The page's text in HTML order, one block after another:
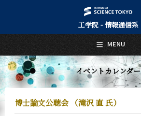
工学院 - 情報通信系
イベントカレンダー
博士論文公聴会 （滝沢 直 氏）
MENU
日本語
トップページ
Top Page
情報通信系について
About Us
教育